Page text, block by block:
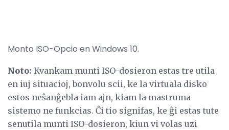
Monto ISO-Opcio en Windows 10.
Noto: Kvankam munti ISO-dosieron estas tre utila
en iuj situacioj, bonvolu scii, ke la virtuala disko
estos neŝanĝebla iam ajn, kiam la mastruma
sistemo ne funkcias. Ĉi tio signifas, ke ĝi estas tute
senutila munti ISO-dosieron, kiun vi volas uzi